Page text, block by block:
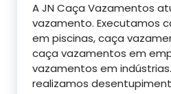
A JN Caça Vazamentos
vazamento. Executamos
em piscinas, caça
caça vazamentos em
vazamentos em
realizamos